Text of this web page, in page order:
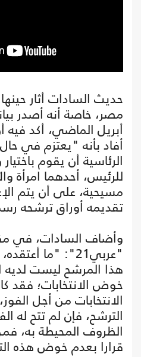
حديث السادات أثار
أبريل الماضي، أكد
أفاد بأنه "يعتزم في
الرئاسية أن يقوم
للرئيس، أحدهما امرأة
مسيحية، على أن يتم
تقديمه أوراق ترشحه
وأضاف السادات، في
"عربي21": "ما
هذا المرشح ليست
خوض الانتخابات؛
الانتخابات من أجل
الترشح، فإن لم تتح له
الظروف المحيطة به،
قرارا بعدم خوض هذه